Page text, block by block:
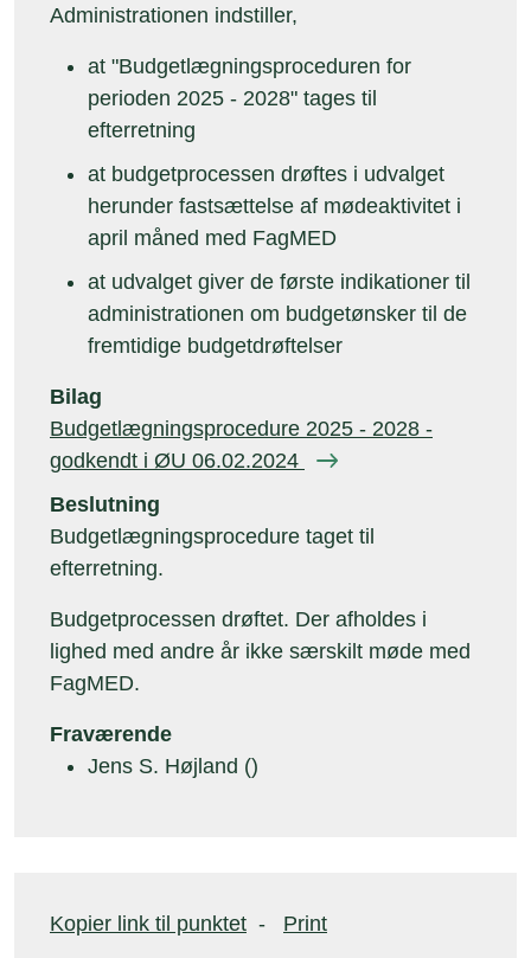
Administrationen indstiller,
at "Budgetlægningsproceduren for
perioden 2025 - 2028" tages til
efterretning
at budgetprocessen drøftes i udvalget
herunder fastsættelse af mødeaktivitet i
april måned med FagMED
at udvalget giver de første indikationer til
administrationen om budgetønsker til de
fremtidige budgetdrøftelser
Bilag
Budgetlægningsprocedure 2025 - 2028 -
godkendt i ØU 06.02.2024
Beslutning
Budgetlægningsprocedure taget til
efterretning.
Budgetprocessen drøftet. Der afholdes i
lighed med andre år ikke særskilt møde med
FagMED.
Fraværende
Jens S. Højland ()
Kopier link til punktet - Print